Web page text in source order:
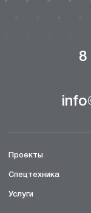
8
Проекты
Спецтехника
Услуги